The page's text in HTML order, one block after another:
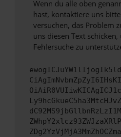
Wenn du alle oben
hast, kontaktiere uns
versuchen, das Problem
uns diesen Text
Fehlersuche zu